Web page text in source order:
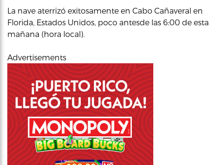
La nave aterrizó exitosamente en Cabo Cañaveral en
Florida, Estados Unidos, poco antesde las 6:00 de esta
mañana (hora local).
Advertisements